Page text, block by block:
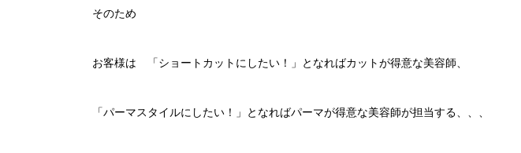
そのため
お客様は 「ショートカットにしたい！」となればカットが得意な美容師、
「パーマスタイルにしたい！」となればパーマが得意な美容師が担当する、、、